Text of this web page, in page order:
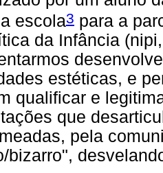
escola3 para a
da Infância
estéticas, e
qualificar e
que
pela
bizarro",